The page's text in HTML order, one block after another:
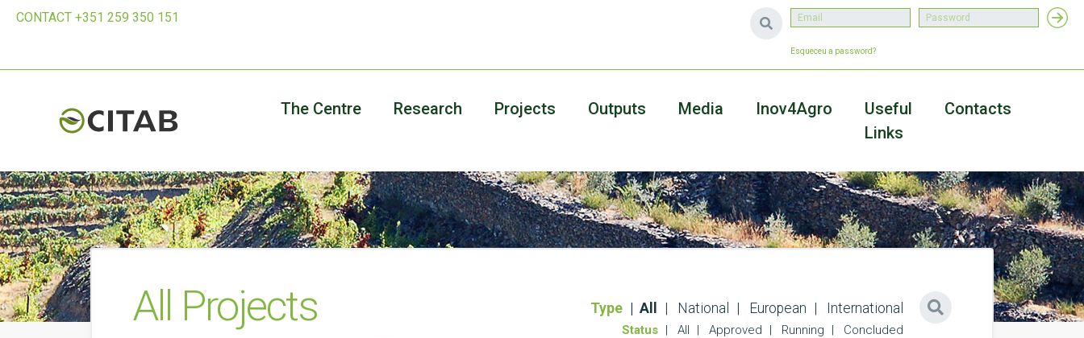
CONTACT +351 259 350 151
Esqueceu a password?
The Centre Research Projects Outputs Media Inov4Agro
Useful
Links
Contacts
All Projects Type All National European International
Status All Approved Running Concluded